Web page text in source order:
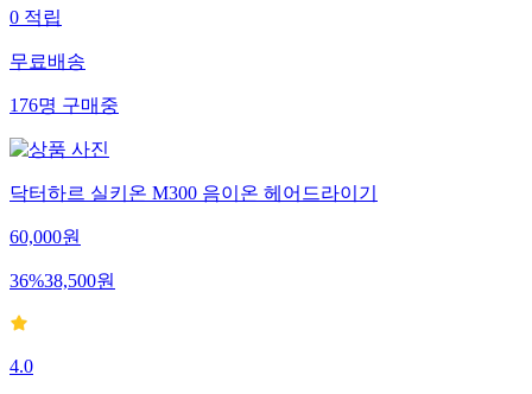
0적립
무료배송
176명구매중
닥터하르 실키온 M300 음이온 헤어드라이기
60,000원
36%38,500원
4.0